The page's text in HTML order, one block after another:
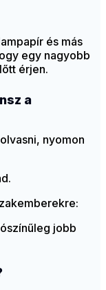
és más
egy nagyobb
érjen.
a
nyomon
jobb